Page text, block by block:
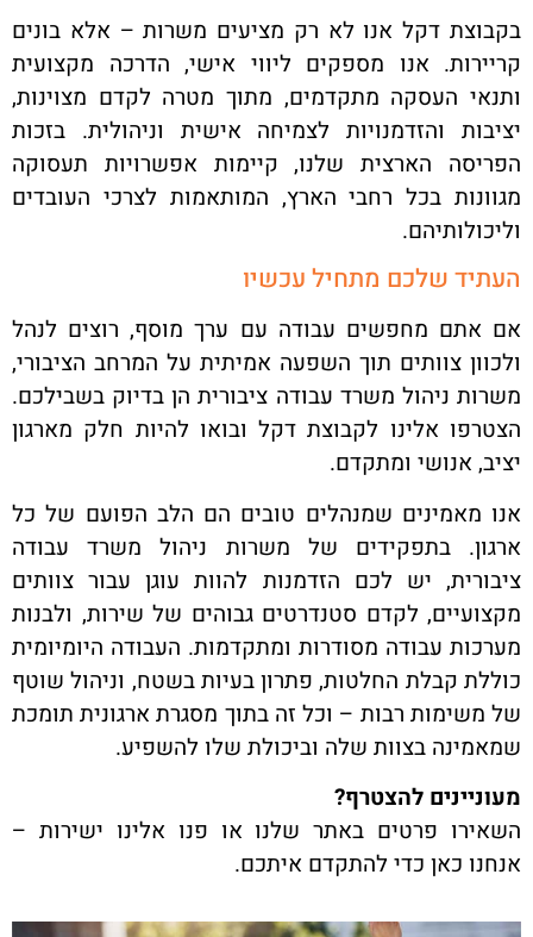
בקבוצת דקל אנו לא רק מציעים משרות – אלא בונים
קריירות. אנו מספקים ליווי אישי, הדרכה מקצועית
ותנאי העסקה מתקדמים, מתוך מטרה לקדם מצוינות,
יציבות והזדמנויות לצמיחה אישית וניהולית. בזכות
הפריסה הארצית שלנו, קיימות אפשרויות תעסוקה
מגוונות בכל רחבי הארץ, המותאמות לצרכי העובדים
וליכולותיהם.
העתיד שלכם מתחיל עכשיו
אם אתם מחפשים עבודה עם ערך מוסף, רוצים לנהל
ולכוון צוותים תוך השפעה אמיתית על המרחב הציבורי,
משרות ניהול משרד עבודה ציבורית הן בדיוק בשבילכם.
הצטרפו אלינו לקבוצת דקל ובואו להיות חלק מארגון
יציב, אנושי ומתקדם.
אנו מאמינים שמנהלים טובים הם הלב הפועם של כל
ארגון. בתפקידים של משרות ניהול משרד עבודה
ציבורית, יש לכם הזדמנות להוות עוגן עבור צוותים
מקצועיים, לקדם סטנדרטים גבוהים של שירות, ולבנות
מערכות עבודה מסודרות ומתקדמות. העבודה היומיומית
כוללת קבלת החלטות, פתרון בעיות בשטח, וניהול שוטף
של משימות רבות – וכל זה בתוך מסגרת ארגונית תומכת
שמאמינה בצוות שלה וביכולת שלו להשפיע.
מעוניינים להצטרף?
השאירו פרטים באתר שלנו או פנו אלינו ישירות –
אנחנו כאן כדי להתקדם איתכם.